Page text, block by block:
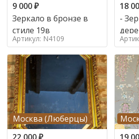
9 000₽
Зеркало в бронзе в
стиле 19в
Артикул: N4109
18
-
Москва (Люберцы)